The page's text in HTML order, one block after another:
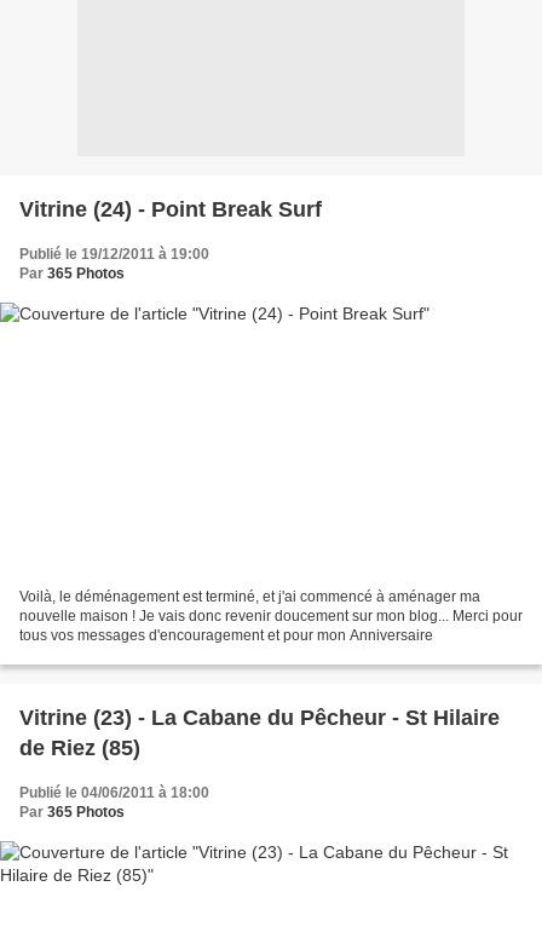
Vitrine (24) - Point Break Surf
Publié le 19/12/2011 à 19:00
Par 365 Photos
Voilà, le déménagement est terminé, et j'ai commencé à aménager ma
nouvelle maison ! Je vais donc revenir doucement sur mon blog... Merci pour
tous vos messages d'encouragement et pour mon Anniversaire
Vitrine (23) - La Cabane du Pêcheur - St Hilaire
de Riez (85)
Publié le 04/06/2011 à 18:00
Par 365 Photos